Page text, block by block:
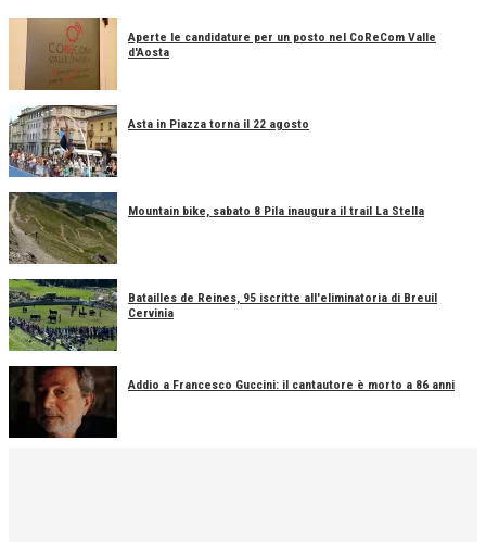
Aperte le candidature per un posto nel CoReCom Valle
d'Aosta
Asta in Piazza torna il 22 agosto
Mountain bike, sabato 8 Pila inaugura il trail La Stella
Batailles de Reines, 95 iscritte all'eliminatoria di Breuil
Cervinia
Addio a Francesco Guccini: il cantautore è morto a 86 anni